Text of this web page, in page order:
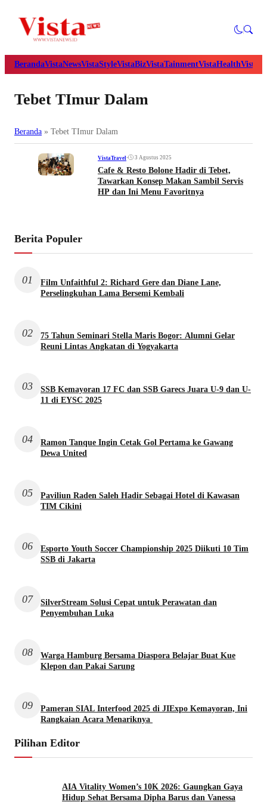
BerandaVistaNewsVistaStyleVistaBizVistaTainmentVistaHealth
Tebet TImur Dalam
Beranda » Tebet TImur Dalam
VistaTravel • 3 Agustus 2025
Cafe & Resto Bolone Hadir di Tebet,
Tawarkan Konsep Makan Sambil Servis
HP dan Ini Menu Favoritnya
Berita Populer
01
Film Unfaithful 2: Richard Gere dan Diane Lane,
Perselingkuhan Lama Bersemi Kembali
02
75 Tahun Seminari Stella Maris Bogor: Alumni Gelar
Reuni Lintas Angkatan di Yogyakarta
03
SSB Kemayoran 17 FC dan SSB Garecs Juara U-9 dan U-
11 di EYSC 2025
04
Ramon Tanque Ingin Cetak Gol Pertama ke Gawang
Dewa United
05
Paviliun Raden Saleh Hadir Sebagai Hotel di Kawasan
TIM Cikini
06
Esporto Youth Soccer Championship 2025 Diikuti 10 Tim
SSB di Jakarta
07
SilverStream Solusi Cepat untuk Perawatan dan
Penyembuhan Luka
08
Warga Hamburg Bersama Diaspora Belajar Buat Kue
Klepon dan Pakai Sarung
09
Pameran SIAL Interfood 2025 di JIExpo Kemayoran, Ini
Rangkaian Acara Menariknya
Pilihan Editor
AIA Vitality Women’s 10K 2026: Gaungkan Gaya
Hidup Sehat Bersama Dipha Barus dan Vanessa